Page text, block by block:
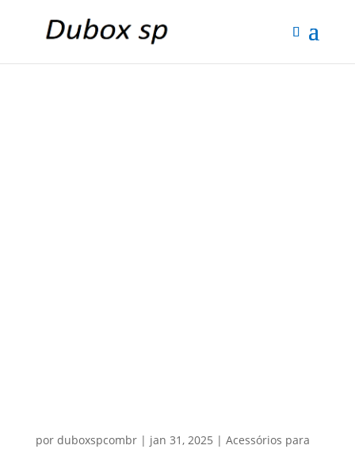
por duboxspcombr| jan 31, 2025 | Acessórios para